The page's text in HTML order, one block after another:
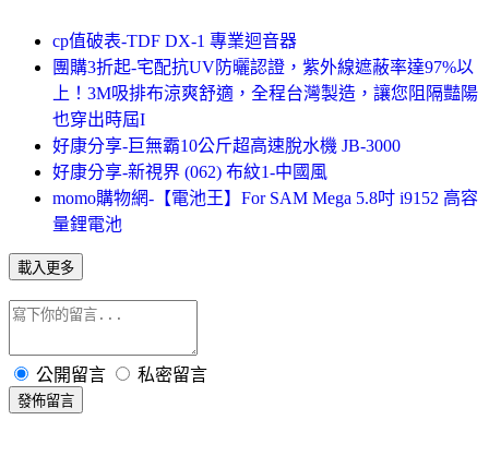
cp值破表-TDF DX-1 專業迴音器
團購3折起-宅配抗UV防曬認證，紫外線遮蔽率達97%以
上！3M吸排布涼爽舒適，全程台灣製造，讓您阻隔豔陽
也穿出時屆I
好康分享-巨無霸10公斤超高速脫水機 JB-3000
好康分享-新視界 (062) 布紋1-中國風
momo購物網-【電池王】For SAM Mega 5.8吋 i9152 高容
量鋰電池
載入更多
公開留言 私密留言
發佈留言